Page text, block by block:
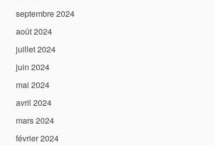
septembre 2024
août 2024
juillet 2024
juin 2024
mai 2024
avril 2024
mars 2024
février 2024